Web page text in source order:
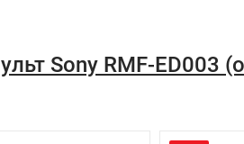
Sony RMF-ED003